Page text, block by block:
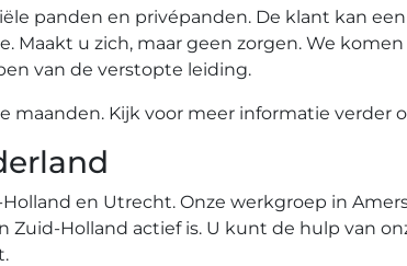
panden en privépanden. De klant kan
u zich, maar geen zorgen. We
van de verstopte leiding.
Kijk voor meer informatie verder
en Utrecht. Onze werkgroep in
Holland actief is. U kunt de hulp van